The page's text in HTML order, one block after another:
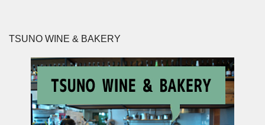
TSUNO WINE & BAKERY